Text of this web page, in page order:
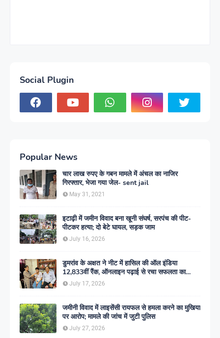
Social Plugin
Popular News
चार लाख रुपए के गबन मामले में अंचल का नाजिर
गिरफ्तार, भेजा गया जेल- sent jail
May 31, 2021
इटाढ़ी में जमीन विवाद बना खूनी संघर्ष, सरपंच की पीट-
पीटकर हत्या; दो बेटे घायल, सड़क जाम
July 16, 2026
डुमरांव के अक्षत ने नीट में हासिल की ऑल इंडिया
12,833वीं रैंक, ऑनलाइन पढ़ाई से रचा सफलता का
इतिहास
July 17, 2026
जमीनी विवाद में लाइसेंसी रायफल से हमला करने का मुखिया
पर आरोप; मामले की जांच में जुटी पुलिस
July 27, 2026